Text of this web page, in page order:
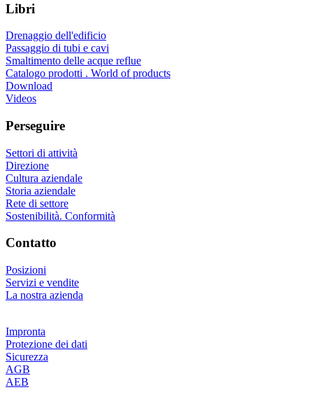
Libri
Drenaggio dell'edificio
Passaggio di tubi e cavi
Smaltimento delle acque reflue
Catalogo prodotti . World of products
Download
Videos
Perseguire
Settori di attività
Direzione
Cultura aziendale
Storia aziendale
Rete di settore
Sostenibilità. Conformità
Contatto
Posizioni
Servizi e vendite
La nostra azienda
Impronta
Protezione dei dati
Sicurezza
AGB
AEB